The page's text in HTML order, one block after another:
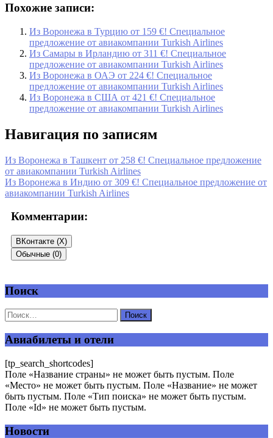
Похожие записи:
Из Воронежа в Турцию от 159 €! Специальное
предложение от авиакомпании Turkish Airlines
Из Самары в Ирландию от 311 €! Специальное
предложение от авиакомпании Turkish Airlines
Из Воронежа в ОАЭ от 224 €! Специальное
предложение от авиакомпании Turkish Airlines
Из Воронежа в США от 421 €! Специальное
предложение от авиакомпании Turkish Airlines
Навигация по записям
Из Воронежа в Ташкент от 258 €! Специальное предложение
от авиакомпании Turkish Airlines
Из Воронежа в Индию от 309 €! Специальное предложение от
авиакомпании Turkish Airlines
Комментарии:
ВКонтакте (X)
Обычные (0)
Добавить комментарий
Ваш адрес email не будет опубликован.
Поиск
Авиабилеты и отели
[tp_search_shortcodes]
Поле «Название страны» не может быть пустым. Поле
«Место» не может быть пустым. Поле «Название» не может
быть пустым. Поле «Тип поиска» не может быть пустым.
Поле «Id» не может быть пустым.
Новости